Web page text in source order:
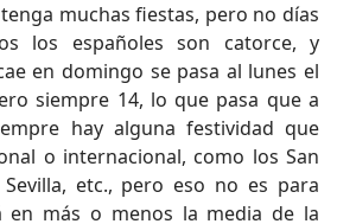
muchas fiestas, pero no días
los españoles son catorce, y
en domingo se pasa al lunes el
siempre 14, lo que pasa que a
hay alguna festividad que
o internacional, como los San
etc., pero eso no es para
en más o menos la media de la